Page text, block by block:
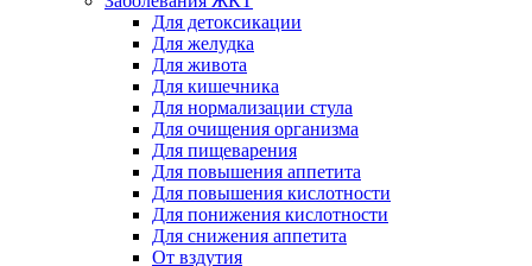
Для детоксикации
Для желудка
Для живота
Для кишечника
Для нормализации стула
Для очищения организма
Для пищеварения
Для повышения аппетита
Для повышения кислотности
Для понижения кислотности
Для снижения аппетита
От вздутия